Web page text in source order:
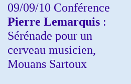
09/09/10 Conférence
Pierre Lemarquis :
Sérénade pour un
cerveau musicien,
Mouans Sartoux